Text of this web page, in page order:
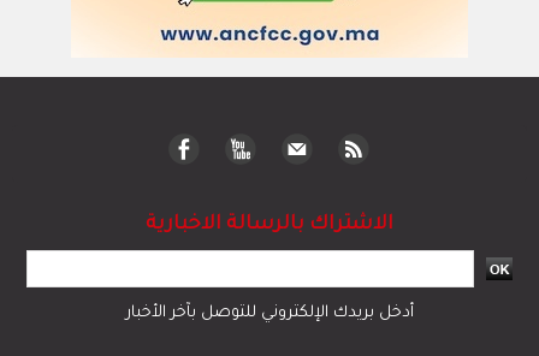
الاشتراك بالرسالة الاخبارية
أدخل بريدك الإلكتروني للتوصل بآخر الأخبار